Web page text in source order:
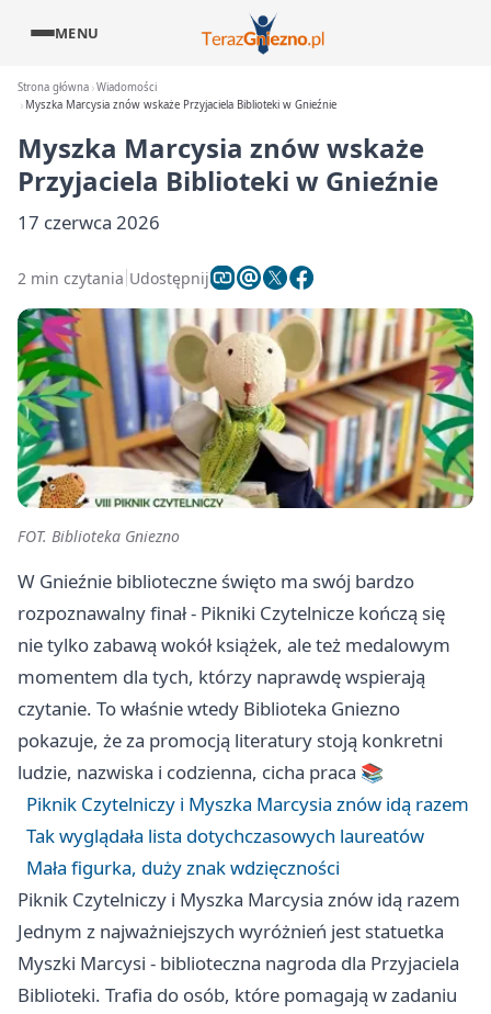
MENU
Strona główna Wiadomości
Myszka Marcysia znów wskaże Przyjaciela Biblioteki w Gnieźnie
Myszka Marcysia znów wskaże
Przyjaciela Biblioteki w Gnieźnie
17 czerwca 2026
2 min czytania Udostępnij
FOT. Biblioteka Gniezno
W Gnieźnie biblioteczne święto ma swój bardzo
rozpoznawalny finał - Pikniki Czytelnicze kończą się
nie tylko zabawą wokół książek, ale też medalowym
momentem dla tych, którzy naprawdę wspierają
czytanie. To właśnie wtedy Biblioteka Gniezno
pokazuje, że za promocją literatury stoją konkretni
ludzie, nazwiska i codzienna, cicha praca 📚
Piknik Czytelniczy i Myszka Marcysia znów idą razem
Tak wyglądała lista dotychczasowych laureatów
Mała figurka, duży znak wdzięczności
Piknik Czytelniczy i Myszka Marcysia znów idą razem
Jednym z najważniejszych wyróżnień jest statuetka
Myszki Marcysi - biblioteczna nagroda dla Przyjaciela
Biblioteki. Trafia do osób, które pomagają w zadaniu